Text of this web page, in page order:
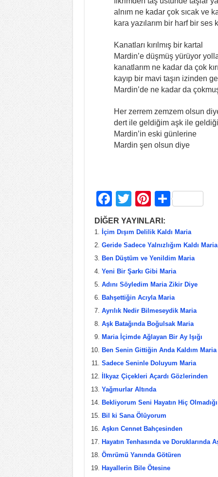
alnım ne kadar çok sıcak ve
kara yazılarım bir harf bir ses
Kanatları kırılmış bir kartal
Mardin’e düşmüş yürüyor
kanatlarım ne kadar da çok
kayıp bir mavi taşın izinden
Mardin’de ne kadar da
Her zerrem zemzem olsun
dert ile geldiğim aşk ile
Mardin’in eski günlerine
Mardin şen olsun diye
F
a
c
e
b
o
o
k
T
wi
tt
er
Pi
nt
er
e
st
S
ar
e
DİĞER YAYINLARI:
İçim Dışım Delilik Kaldı Maria
Geride Sadece Yalnızlığım Kaldı Maria
Ben Düştüm ve Yenildim Maria
Yeni Bir Şarkı Gibi Maria
Adını Söyledim Maria Zikir Diye
Bahşettiğin Acıyla Maria
Ayrılık Nedir Bilmeseydik Maria
Aşk Batağında Boğulsak Maria
Maria İçimde Ağlayan Bir Ay Işığı
Ben Senin Gittiğin Anda Kaldım Maria
Sadece Seninle Doluyum Maria
İlkyaz Çiçekleri Açardı Gözlerinden
Yağmurlar Altında
Bekliyorum Seni Hayatın Hiç
Bil ki Sana Ölüyorum
Aşkın Cennet Bahçesinden
Hayatın Tenhasında ve Doruklarında
Ömrümü Yanında Götüren
Hayallerin Bile Ötesine